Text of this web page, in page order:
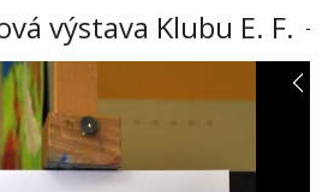
výstava Klubu E. F.